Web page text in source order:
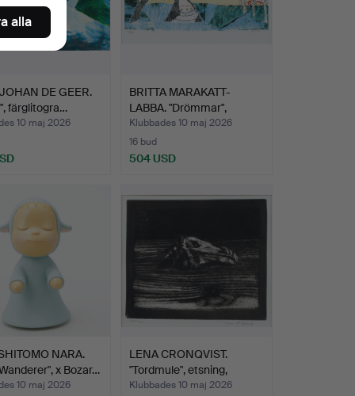
DE GEER.
färglitogra…
10 maj 2026
BRITTA MARAKATT-
LABBA. "Drömmar",
färglito…
Klubbades 10 maj 2026
16 bud
504 USD
NARA.
x Bozar…
10 maj 2026
LENA CRONQVIST.
"Tordmule", etsning,
signe…
Klubbades 10 maj 2026
alla